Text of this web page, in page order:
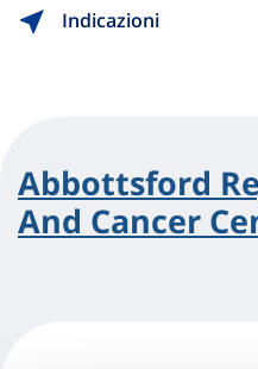
Indicazioni
Abbottsford
And Cancer